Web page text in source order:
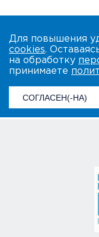
Для повышения
cookies.
на обработку
принимаете
СОГЛАСЕН(-НА)